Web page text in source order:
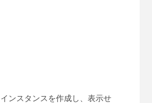
ンスタンスを作成し、表示せ